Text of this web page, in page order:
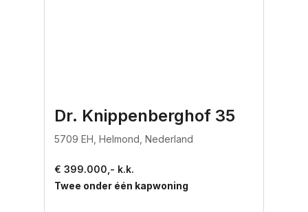
Dr. Knippenberghof 35
5709 EH, Helmond, Nederland
€ 399.000,- k.k.
Twee onder één kapwoning